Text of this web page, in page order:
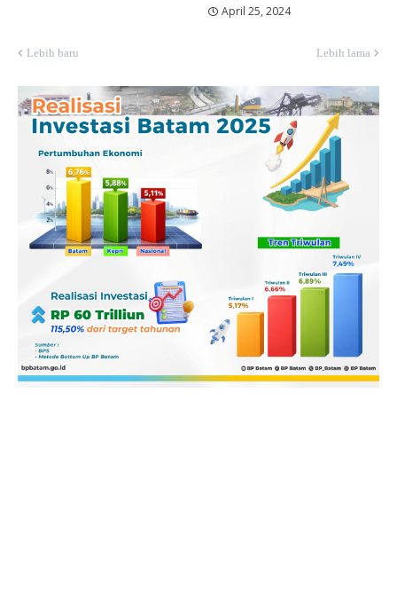
April 25, 2024
Lebih baru Lebih lama